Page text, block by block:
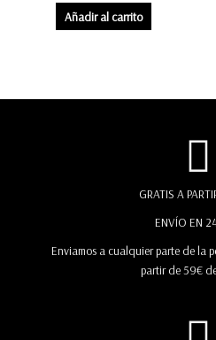
Añadir al carrito
GRATIS A
ENVÍO EN
Enviamos a cualquier parte de la
partir de 59€